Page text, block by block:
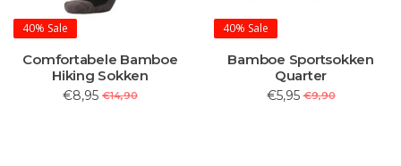
40% Sale
Comfortabele Bamboe
Hiking Sokken
€8,95 €14,90
40% Sale
Bamboe Sportsokken
Quarter
€5,95 €9,90